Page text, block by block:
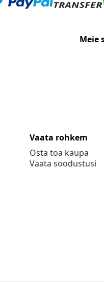
Meie
Vaata rohkem
Osta toa kaupa
Vaata soodustusi